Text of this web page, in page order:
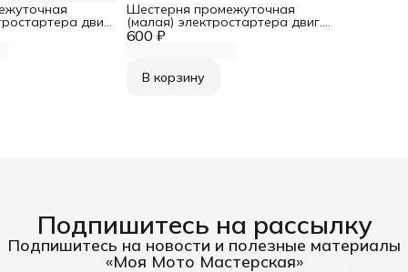
двиг.
600 ₽
Шестерня промежуточная
(малая) электростартера двиг.
ZS 172FMM (воздушный) (Z - 16, z
В корзину
Подпишитесь на рассылку
Подпишитесь на новости и полезные материалы
«Моя Мото Мастерская»